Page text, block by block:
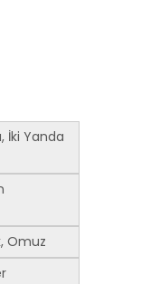
Yanda
Omuz